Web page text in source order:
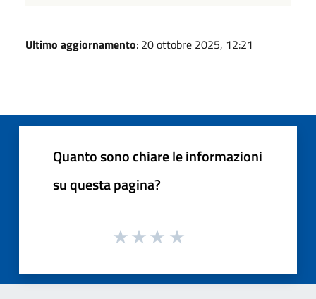
Ultimo aggiornamento: 20 ottobre 2025, 12:21
Quanto sono chiare le informazioni
su questa pagina?